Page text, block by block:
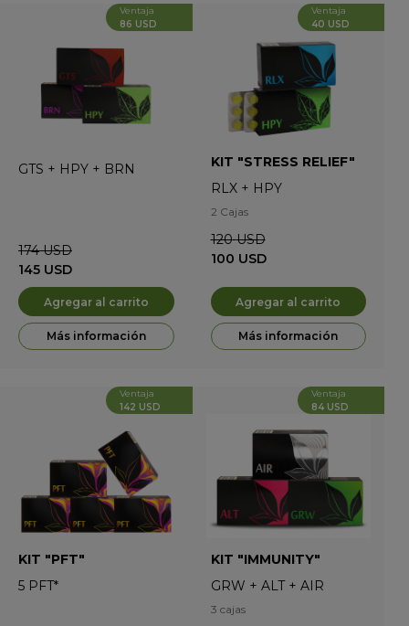
Ventaja
86 USD
GTS + HPY + BRN
174 USD
145 USD
Agregar al carrito
Más información
Ventaja
40 USD
KIT "STRESS RELIEF"
RLX + HPY
2 Cajas
120 USD
100 USD
Agregar al carrito
Más información
Ventaja
142 USD
KIT "PFT"
5 PFT*
Ventaja
84 USD
KIT "IMMUNITY"
GRW + ALT + AIR
3 cajas